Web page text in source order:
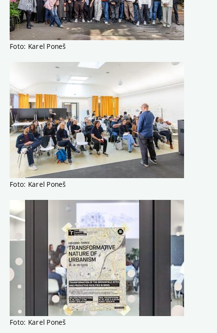
Foto: Karel Poneš
Foto: Karel Poneš
Foto: Karel Poneš